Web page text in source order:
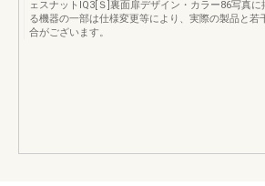
ェスナットIQ3[Ｓ]裏面扉デザイン・カラー86写真に
る機器の一部は仕様変更等により、実際の製品と若
合がございます。